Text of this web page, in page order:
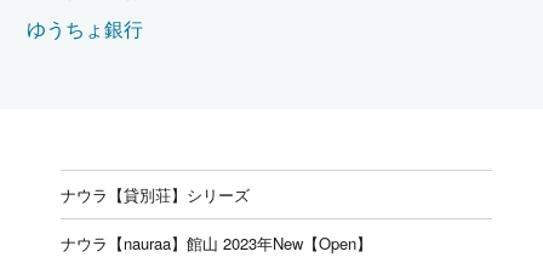
ゆうちょ銀行
ナウラ【貸別荘】シリーズ
ナウラ【nauraa】館山 2023年New【Open】